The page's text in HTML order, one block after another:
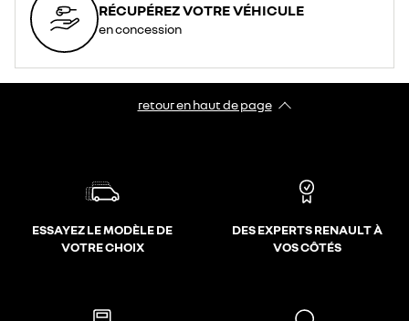
RÉCUPÉREZ VOTRE VÉHICULE
en concession
retour en haut de page​
ESSAYEZ LE MODÈLE DE
VOTRE CHOIX
DES EXPERTS RENAULT À
VOS CÔTÉS